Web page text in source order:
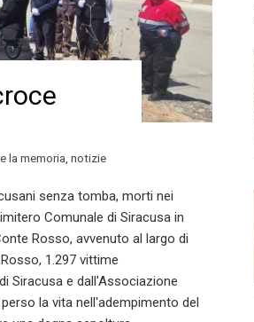
la memoria notizie
senza tomba, morti nei
Comunale di Siracusa in
Rosso, avvenuto al largo di
1.297 vittime
Siracusa e dall'Associazione
la vita nell'adempimento del